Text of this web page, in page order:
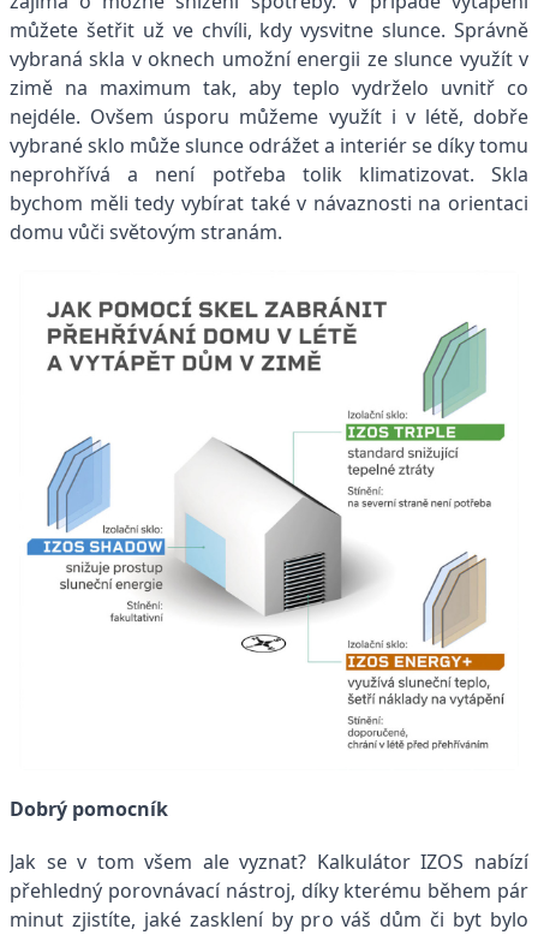
můžete šetřit už ve chvíli, kdy vysvitne slunce. Správně
vybraná skla v oknech umožní energii ze slunce využít v
zimě na maximum tak, aby teplo vydrželo uvnitř co
nejdéle. Ovšem úsporu můžeme využít i v létě, dobře
vybrané sklo může slunce odrážet a interiér se díky tomu
neprohřívá a není potřeba tolik klimatizovat. Skla
bychom měli tedy vybírat také v návaznosti na orientaci
domu vůči světovým stranám.
Dobrý pomocník
Jak se v tom všem ale vyznat? Kalkulátor IZOS nabízí
přehledný porovnávací nástroj, díky kterému během pár
minut zjistíte, jaké zasklení by pro váš dům či byt bylo